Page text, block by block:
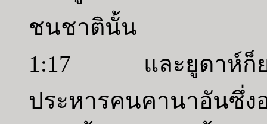
ชนชาตินั้น
1:17 และยูดาห์ก็ยก
ประหารคนคานาอันซึ่ง